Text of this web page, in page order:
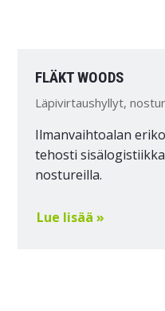
FLÄKT WOODS
Läpivirtaushyllyt,
Ilmanvaihtoalan
tehosti
nostureilla.
Lue lisää »